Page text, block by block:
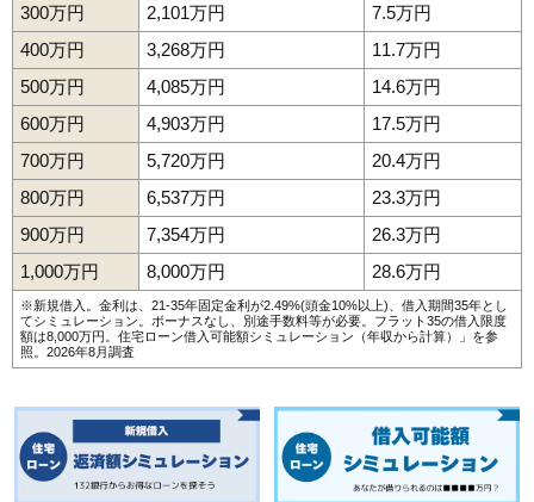
300万円
2,101万円
7.5万円
400万円
3,268万円
11.7万円
500万円
4,085万円
14.6万円
600万円
4,903万円
17.5万円
700万円
5,720万円
20.4万円
800万円
6,537万円
23.3万円
900万円
7,354万円
26.3万円
1,000万円
8,000万円 28.6万円
※新規借入。金利は、21-35年固定金利が2.49%(頭金10%以上)、借入期間35年とし
てシミュレーション。ボーナスなし、別途手数料等が必要。フラット35の借入限度
額は8,000万円。 住宅ローン借入可能額シミュレーション（年収から計算）
」を参
照。2026年8月調査